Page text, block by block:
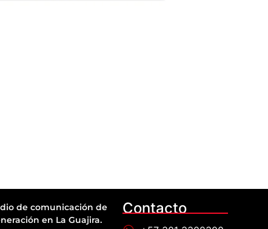
de comunicación de
en La Guajira.
Contacto